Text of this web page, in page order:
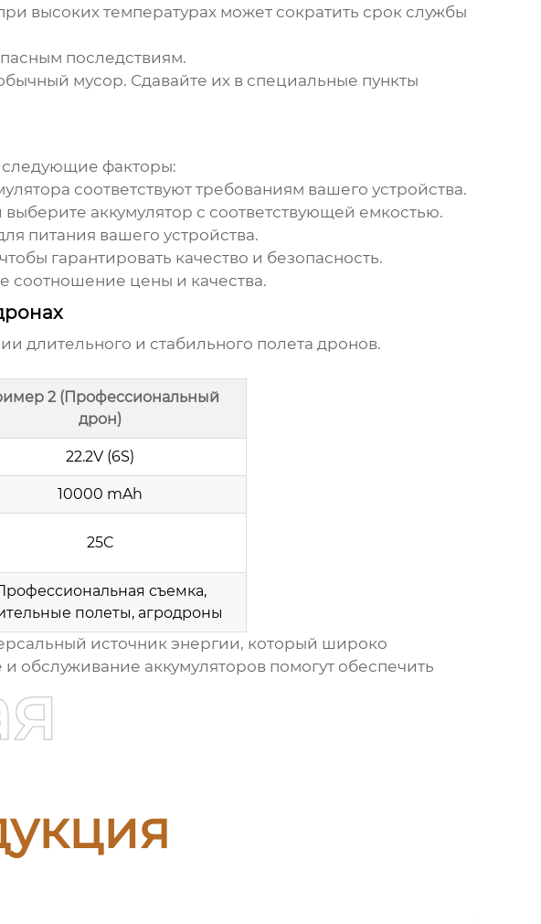
высоких температурах может сократить срок службы
последствиям.
мусор. Сдавайте их в специальные пункты
следующие факторы:
соответствуют требованиям вашего устройства.
аккумулятор с соответствующей емкостью.
питания вашего устройства.
гарантировать качество и безопасность.
соотношение цены и качества.
длительного и стабильного полета дронов.
2 (Профессиональный
дрон)
22.2V (6S)
10000 mAh
25C
съемка,
полеты, агродроны
источник энергии, который широко
обслуживание аккумуляторов помогут обеспечить